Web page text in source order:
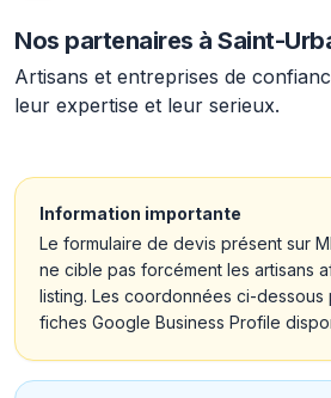
Nos partenaires à Saint-
Artisans et entreprises de
leur expertise et leur serieux.
Information importante
Le formulaire de devis présent sur
ne cible pas forcément les artisans
listing. Les coordonnées ci-dessous
fiches Google Business Profile